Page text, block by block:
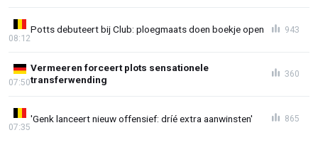
Potts debuteert bij Club: ploegmaats doen boekje open
08:12
943
Vermeeren forceert plots sensationele
transferwending
07:50
360
'Genk lanceert nieuw offensief: dríé extra aanwinsten'
07:35
865